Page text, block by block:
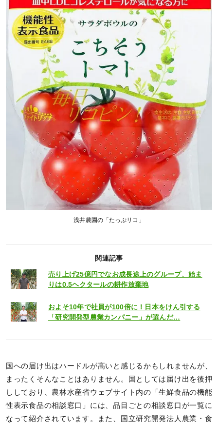
浅井農園の「たっぷリコ」
関連記事
売り上げ25億円でなお成長途上のグループ、始ま
りは0.5ヘクタールの耕作放棄地
およそ10年で社員が100倍に！日本をけん引する
「研究開発型農業カンパニー」が選んだ…
国への届け出はハードルが高いと感じるかもしれませんが、
まったくそんなことはありません。国としては届け出を後押
ししており、農林水産省ウェブサイト内の「生鮮食品の機能
性表示食品の相談窓口」には、品目ごとの相談窓口が一覧に
なって紹介されています。また、国立研究開発法人農業・食